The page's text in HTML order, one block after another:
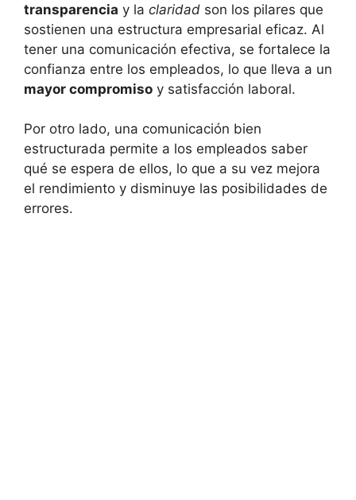
transparencia y la claridad son los pilares que
sostienen una estructura empresarial eficaz. Al
tener una comunicación efectiva, se fortalece la
confianza entre los empleados, lo que lleva a un
mayor compromiso y satisfacción laboral.
Por otro lado, una comunicación bien
estructurada permite a los empleados saber
qué se espera de ellos, lo que a su vez mejora
el rendimiento y disminuye las posibilidades de
errores.